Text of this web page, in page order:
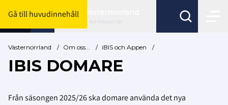
Gå till huvudinnehåll
Byt förbund här
Västernorrland / Om oss... / iBIS och Appen /
IBIS DOMARE
Från säsongen 2025/26 ska domare använda det nya